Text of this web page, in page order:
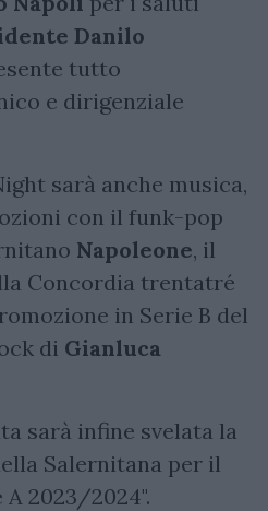
Danilo
tutto
e dirigenziale
sarà anche musica,
con il funk-pop
Napoleone, il
Concordia trentatré
in Serie B del
di Gianluca
sarà infine svelata la
Salernitana per il
2023/2024".